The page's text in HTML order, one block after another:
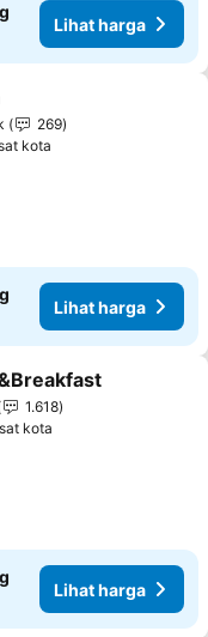
Lihat harga
ke favorit
269
kota
Lihat harga
ke favorit
1.618
kota
Lihat harga